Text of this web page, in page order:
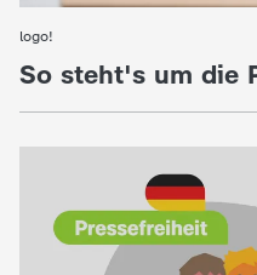
logo!
:
So steht's um die